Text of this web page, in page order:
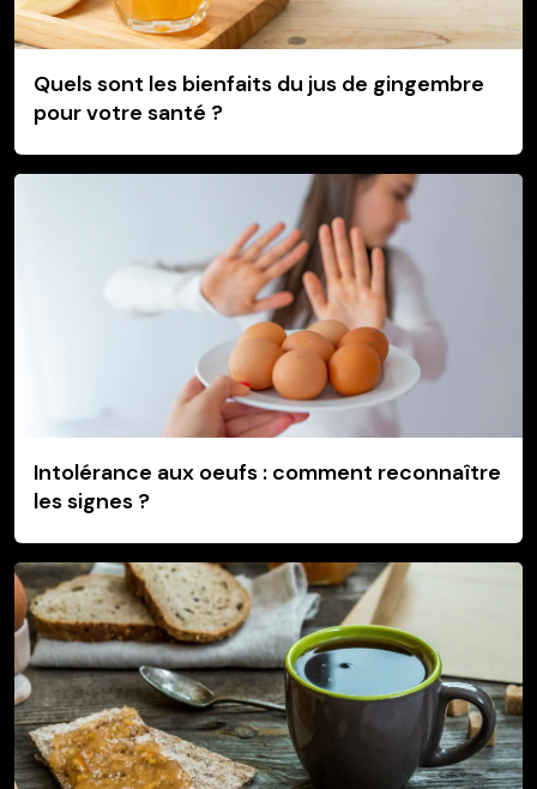
Quels sont les bienfaits du jus de gingembre
pour votre santé ?
Intolérance aux oeufs : comment reconnaître
les signes ?